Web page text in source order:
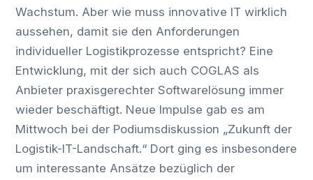
Wachstum. Aber wie muss innovative IT wirklich
aussehen, damit sie den Anforderungen
individueller Logistikprozesse entspricht? Eine
Entwicklung, mit der sich auch COGLAS als
Anbieter praxisgerechter Softwarelösung immer
wieder beschäftigt. Neue Impulse gab es am
Mittwoch bei der Podiumsdiskussion „Zukunft der
Logistik-IT-Landschaft.“ Dort ging es insbesondere
um interessante Ansätze bezüglich der